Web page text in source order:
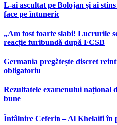
L-ai ascultat pe Bolojan și ai
face pe întuneric
„Am fost foarte slabi! Lucrurile
reacție furibundă după FCSB
Germania pregătește discret
obligatoriu
Rezultatele examenului național
bune
Întâlnire Ceferin – Al Khelaifi în